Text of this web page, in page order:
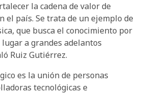
la cadena de valor de
el país. Se trata de un ejemplo de
que busca el conocimiento por
a grandes adelantos
Ruiz Gutiérrez.
es la unión de personas
tecnológicas e